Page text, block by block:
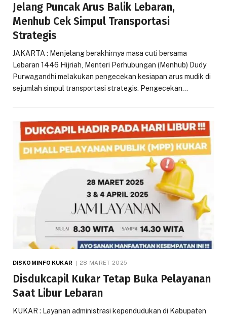
Jelang Puncak Arus Balik Lebaran,
Menhub Cek Simpul Transportasi
Strategis
JAKARTA : Menjelang berakhirnya masa cuti bersama
Lebaran 1446 Hijriah, Menteri Perhubungan (Menhub) Dudy
Purwagandhi melakukan pengecekan kesiapan arus mudik di
sejumlah simpul transportasi strategis. Pengecekan…
DISKOMINFO KUKAR 28 MARET 2025
Disdukcapil Kukar Tetap Buka Pelayanan
Saat Libur Lebaran
KUKAR : Layanan administrasi kependudukan di Kabupaten